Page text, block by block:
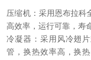
压缩机：采用恩布拉科
高效率，运行可靠，寿
冷凝器：采用风冷翅
管，换热效率高，换